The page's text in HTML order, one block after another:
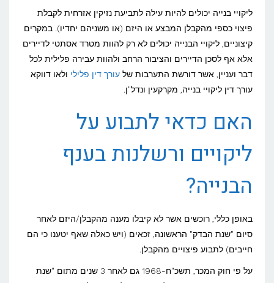
ליקויי בנייה יכולים להיות עילה לתביעת נזיקין אזרחית לקבלת
פיצוי כספי מהקבלן המבצע או היזם (או משניהם יחדיו). במקרים
קיצוניים, ליקויי הבנייה יכולים לא רק להוות מטרד אסתטי לדיירים
אלא אף לסכן הדיירים והציבור הרחב ולהוות עבירה פלילית לכל
דבר ועניין, אשר דורשת התערבות של עורך דין פלילי ולאו דווקא
עורך דין ליקויי בנייה, מקרקעין ונדל"ן.
האם כדאי לתבוע על
ליקויים ורשלנות בענף
הבנייה?
באופן כללי, רוכשים אשר לא קיבלו מענה מהקבלן/היזם לאחר
סיום "שנת הבדק" הראשונה, זכאים (ויש כאלה שאף יטענו כי הם
חייבים) לתבוע פיצויים מהקבלן.
על פי חוק המכר, תשכ"ח-1968 גם לאחר 3 שנים מתום "שנת